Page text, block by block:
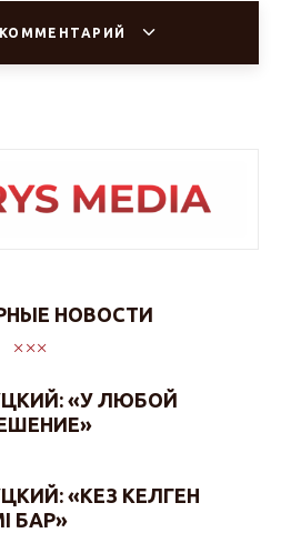
НОВОСТИ
«У ЛЮБОЙ
«КЕЗ КЕЛГЕН
БАР»